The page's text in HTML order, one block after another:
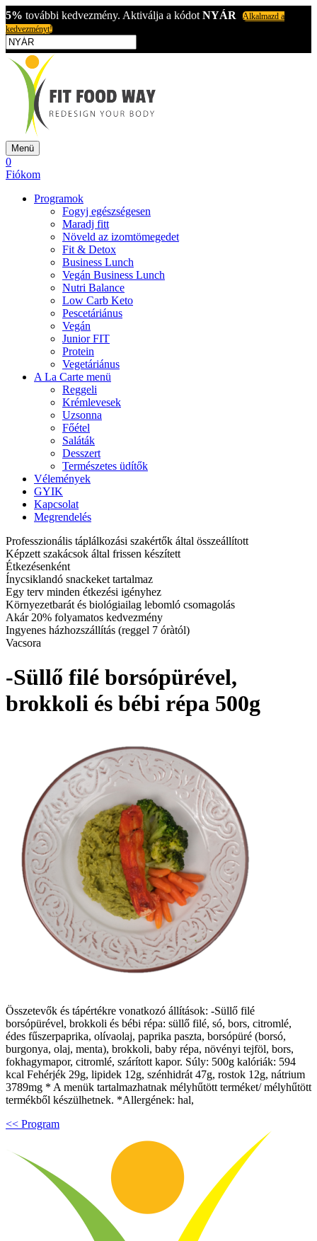
5% további kedvezmény. Aktiválja a kódot NYÁR
Alkalmazd a
kedvezményt!
Menü
0
Fiókom
Programok
Fogyj egészségesen
Maradj fitt
Növeld az izomtömegedet
Fit & Detox
Business Lunch
Vegán Business Lunch
Nutri Balance
Low Carb Keto
Pescetáriánus
Vegán
Junior FIT
Protein
Vegetáriánus
A La Carte menü
Reggeli
Krémlevesek
Uzsonna
Főétel
Saláták
Desszert
Természetes üdítők
Vélemények
GYIK
Kapcsolat
Megrendelés
Professzionális táplálkozási szakértők által összeállított
Képzett szakácsok által frissen készített
Étkezésenként
Ínycsiklandó snackeket tartalmaz
Egy terv minden étkezési igényhez
Környezetbarát és biológiailag lebomló csomagolás
Akár 20% folyamatos kedvezmény
Ingyenes házhozszállítás (reggel 7 óràtól)
Vacsora
-Süllő filé borsópürével,
brokkoli és bébi répa 500g
Összetevők és tápértékre vonatkozó állítások: -Süllő filé
borsópürével, brokkoli és bébi répa: süllő filé, só, bors, citromlé,
édes fűszerpaprika, olívaolaj, paprika paszta, borsópüré (borsó,
burgonya, olaj, menta), brokkoli, baby répa, növényi tejföl, bors,
fokhagymapor, citromlé, szárított kapor. Súly: 500g kalóriák: 594
kcal Fehérjék 29g, lipidek 12g, szénhidrát 47g, rostok 12g, nátrium
3789mg * A menük tartalmazhatnak mélyhűtött terméket/ mélyhűtött
termékből készülhetnek. *Allergének: hal,
<< Program